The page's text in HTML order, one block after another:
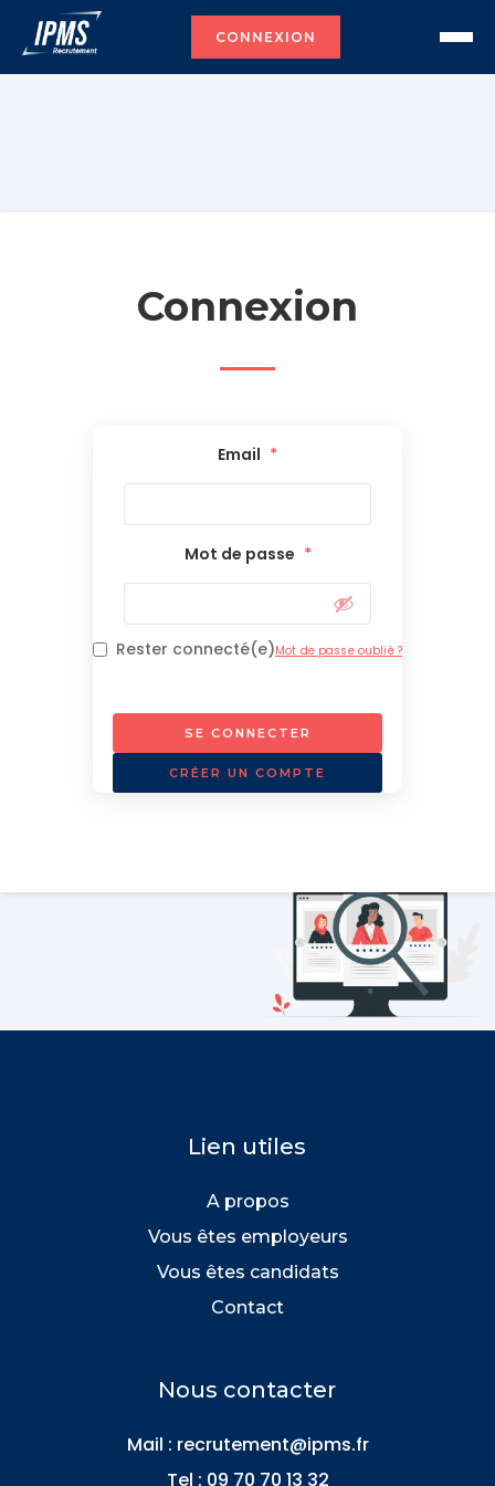
CONNEXION
Connexion
Email *
Mot de passe *
Rester connecté(e)Mot de passe oublié ?
SE CONNECTER
CRÉER UN COMPTE
Lien utiles
A propos
Vous êtes employeurs
Vous êtes candidats
Contact
Nous contacter
Mail : recrutement@ipms.fr
Tel : 09 70 70 13 32